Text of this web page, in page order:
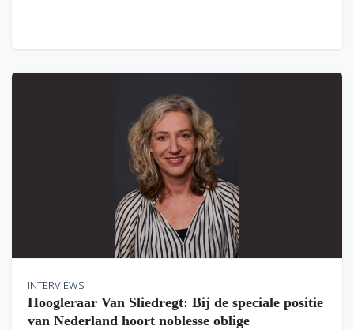
INTERVIEWS
Hoogleraar Van Sliedregt: Bij de speciale positie
van Nederland hoort noblesse oblige